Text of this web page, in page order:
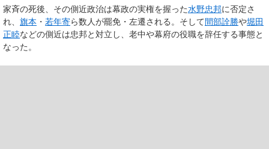
家斉の死後、その側近政治は幕政の実権を握った水野忠邦に否定さ
れ、 旗本 ・ 若年寄ら数人が罷免・左遷される。そして間部詮勝や堀田
正睦などの側近は忠邦と対立し、老中や幕府の役職を辞任する事態と
なった。